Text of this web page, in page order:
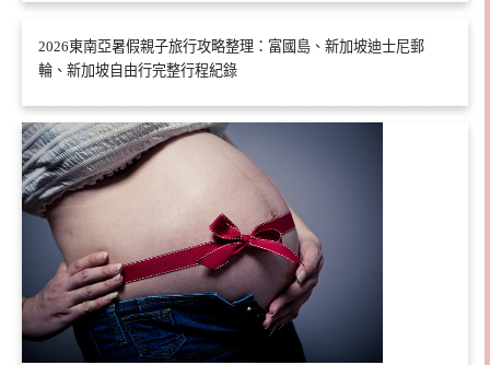
2026東南亞暑假親子旅行攻略整理：富國島、新加坡迪士尼郵
輪、新加坡自由行完整行程紀錄